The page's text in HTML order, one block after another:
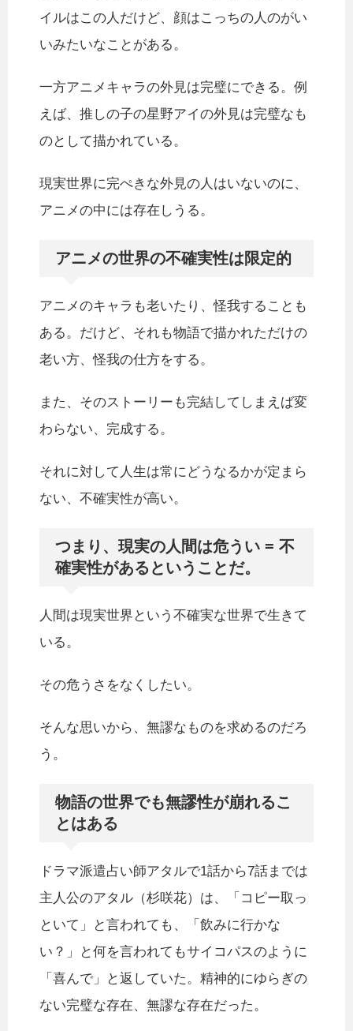
イルはこの人だけど、顔はこっちの人のがい
いみたいなことがある。
一方アニメキャラの外見は完璧にできる。例
えば、推しの子の星野アイの外見は完璧なも
のとして描かれている。
現実世界に完ぺきな外見の人はいないのに、
アニメの中には存在しうる。
アニメの世界の不確実性は限定的
アニメのキャラも老いたり、怪我することも
ある。だけど、それも物語で描かれただけの
老い方、怪我の仕方をする。
また、そのストーリーも完結してしまえば変
わらない、完成する。
それに対して人生は常にどうなるかが定まら
ない、不確実性が高い。
つまり、現実の人間は危うい = 不
確実性があるということだ。
人間は現実世界という不確実な世界で生きて
いる。
その危うさをなくしたい。
そんな思いから、無謬なものを求めるのだろ
う。
物語の世界でも無謬性が崩れるこ
とはある
ドラマ派遣占い師アタルで1話から7話までは
主人公のアタル（杉咲花）は、「コピー取っ
といて」と言われても、「飲みに行かな
い？」と何を言われてもサイコパスのように
「喜んで」と返していた。精神的にゆらぎの
ない完璧な存在、無謬な存在だった。